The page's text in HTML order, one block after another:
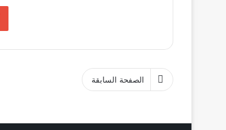
الصفحة السابقة